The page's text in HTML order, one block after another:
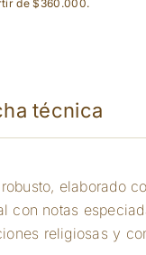
de $360.000.
técnica
elaborado
con notas
religiosas y